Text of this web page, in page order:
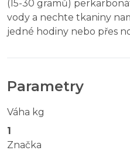
(15-30 gramů)
vody a nechte tkaniny
jedné hodiny nebo přes
Parametry
Váha kg
1
Značka